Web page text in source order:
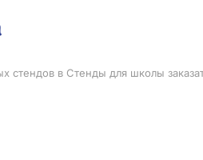
стендов в Стенды для школы